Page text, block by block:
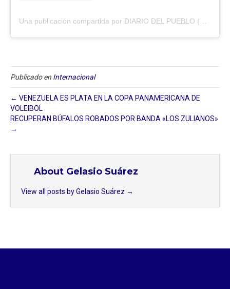
Una publicación compartida por DIARIO DEL PUEBLO (@diariodlpueblo)
Publicado en Internacional
← VENEZUELA ES PLATA EN LA COPA PANAMERICANA DE
VOLEIBOL
RECUPERAN BÚFALOS ROBADOS POR BANDA «LOS ZULIANOS»
→
About Gelasio Suárez
View all posts by Gelasio Suárez →